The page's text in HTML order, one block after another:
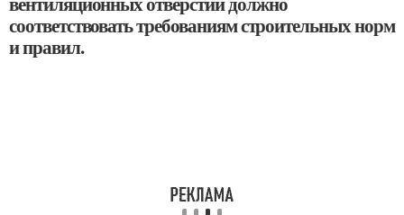
соответствовать требованиям строительных норм
и правил.